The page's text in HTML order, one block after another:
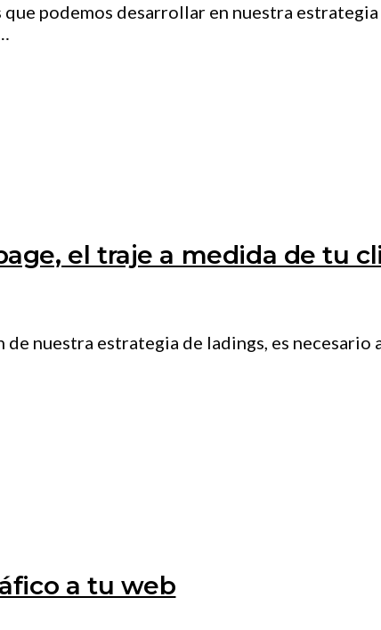
podemos desarrollar en nuestra
el traje a medida de tu
nuestra estrategia de ladings, es
a tu web